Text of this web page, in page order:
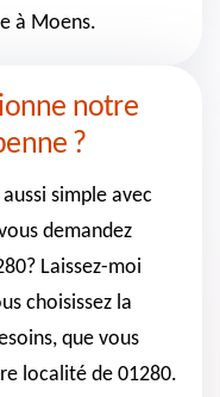
à Moens.
notre
?
simple avec
demandez
Laissez-moi
choisissez la
que vous
localité de 01280.